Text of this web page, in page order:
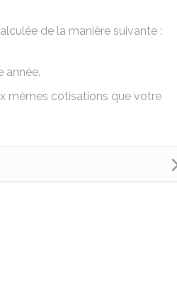
de la manière suivante :
année.
mêmes cotisations que votre